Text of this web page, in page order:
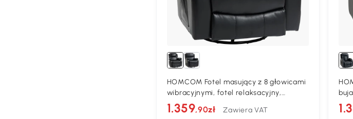
HOMCOM Fotel masujący z 8 głowicami
wibracyjnymi, fotel relaksacyjny,
regulowane oparcie + podnóżek, czarny
1.359,90zł Zawiera VAT